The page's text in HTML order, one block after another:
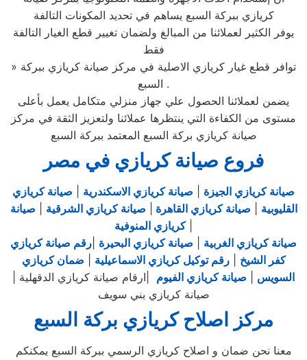
كريازي ببركة السبع يساهم في تحديد المكونات التالفة
يوفر الكثير لعملائنا من المبالغ ولضمان تغيير قطع الغيار التالفة
فقط
» توافر قطع غيار كريازي الاصلية في مركز صيانة كريازي ببركة
السبع .
يضمن لعملائنا الحصول علي جهاز منزلي متكامل يعمل بأعلى
مستوى من الكفاءة التي ينتظرها عملائنا ولتعزيز الثقة في مركز
صيانة كريازي بركة السبع المعتمد ببركة السبع
فروع صيانة كريازي في مصر
صيانة كريازي الجيزة صيانة كريازي الاسكندرية
صيانة كريازي
القليوبية
صيانة كريازي القاهرة صيانة كريازي الشرقية
صيانة
كريازي المنوفية|
صيانة كريازي الغربية
صيانة كريازي البحيرة رقم صيانة كريازي
كفر الشيخ |رقم توكيل كريازي الاسماعيلية
ضمان كريازي
السويس
صيانة كريازي الفيوم |ارقام صيانة كريازي الدقهلية |
صيانة كريازي بني سويف
مركز اصلاح كريازي بركة السبع
معنا نحن ضمان و اصلاح كريازي الرسمي ببركة السبع يمكنكم